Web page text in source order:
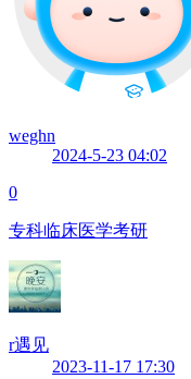
weghn
2024-5-23 04:02
0
专科临床医学考研
r遇见
2023-11-17 17:30